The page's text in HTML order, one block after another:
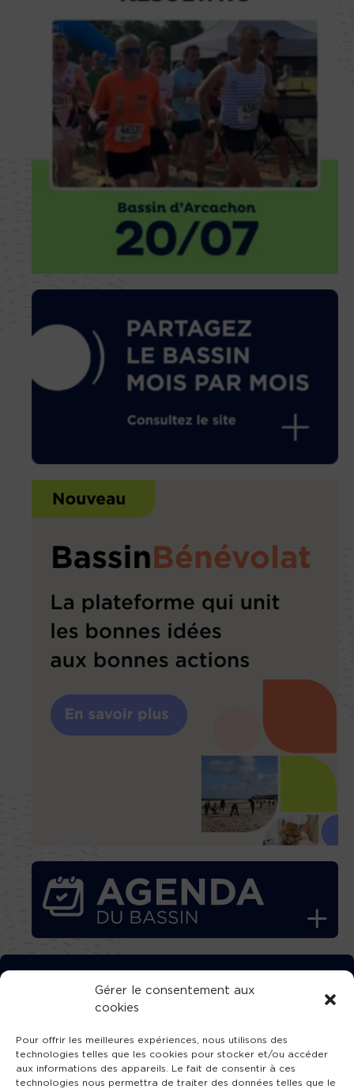
Gérer le consentement aux
cookies
Pour offrir les meilleures expériences, nous utilisons des
technologies telles que les cookies pour stocker et/ou accéder
aux informations des appareils. Le fait de consentir à ces
technologies nous permettra de traiter des données telles que le
TÉLÉCHARGEZ GRATUITEMENT
L’APPLICATION TVBA !